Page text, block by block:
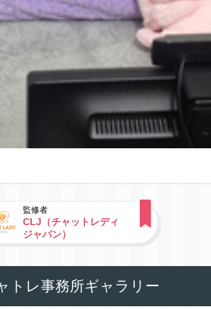
監修者
CLJ（チャットレディ
ジャパン）
トレ事務所ギャラリー